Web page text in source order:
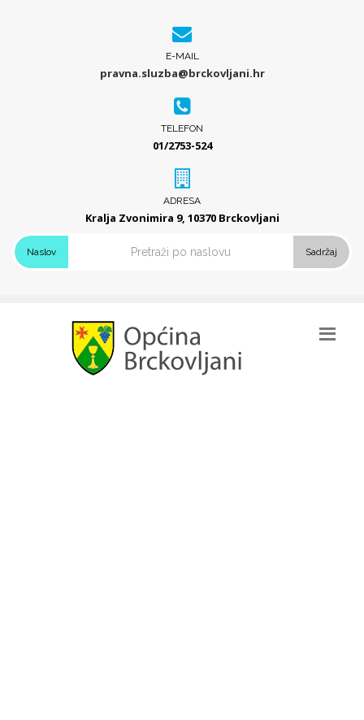
E-MAIL
pravna.sluzba@brckovljani.hr
TELEFON
01/2753-524
ADRESA
Kralja Zvonimira 9, 10370 Brckovljani
Naslov Sadržaj